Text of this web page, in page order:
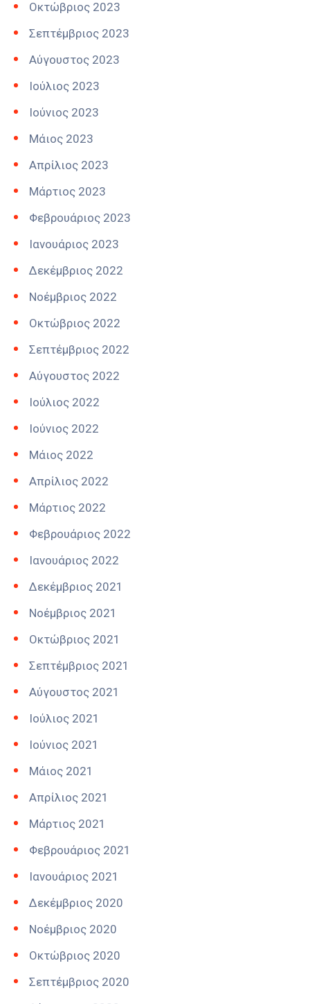
Οκτώβριος 2023
Σεπτέμβριος 2023
Αύγουστος 2023
Ιούλιος 2023
Ιούνιος 2023
Μάιος 2023
Απρίλιος 2023
Μάρτιος 2023
Φεβρουάριος 2023
Ιανουάριος 2023
Δεκέμβριος 2022
Νοέμβριος 2022
Οκτώβριος 2022
Σεπτέμβριος 2022
Αύγουστος 2022
Ιούλιος 2022
Ιούνιος 2022
Μάιος 2022
Απρίλιος 2022
Μάρτιος 2022
Φεβρουάριος 2022
Ιανουάριος 2022
Δεκέμβριος 2021
Νοέμβριος 2021
Οκτώβριος 2021
Σεπτέμβριος 2021
Αύγουστος 2021
Ιούλιος 2021
Ιούνιος 2021
Μάιος 2021
Απρίλιος 2021
Μάρτιος 2021
Φεβρουάριος 2021
Ιανουάριος 2021
Δεκέμβριος 2020
Νοέμβριος 2020
Οκτώβριος 2020
Σεπτέμβριος 2020